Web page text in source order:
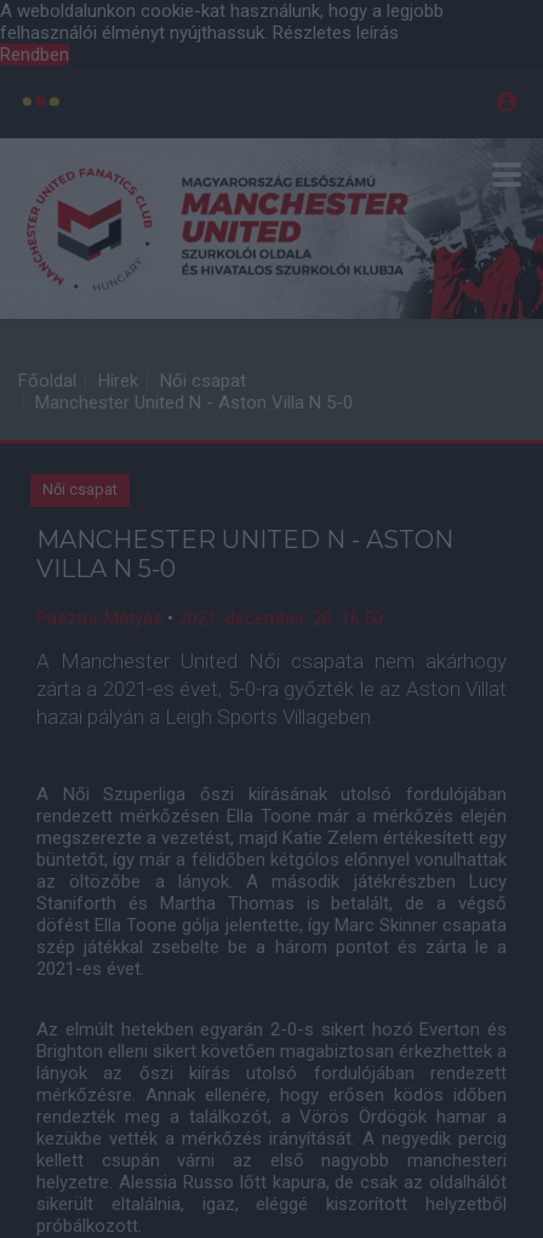
A weboldalunkon cookie-kat használunk, hogy a legjobb
felhasználói élményt nyújthassuk. Részletes leírás
Rendben
Főoldal Hírek
Női csapat
Manchester United N - Aston Villa N 5-0
Női csapat
MANCHESTER UNITED N - ASTON
VILLA N 5-0
Pásztor Mátyás • 2021. december. 20. 16:50
A Manchester United Női csapata nem akárhogy
zárta a 2021-es évet, 5-0-ra győzték le az Aston Villat
hazai pályán a Leigh Sports Villageben.
A Női Szuperliga őszi kiírásának utolsó fordulójában
rendezett mérkőzésen Ella Toone már a mérkőzés elején
megszerezte a vezetést, majd Katie Zelem értékesített egy
büntetőt, így már a félidőben kétgólos előnnyel vonulhattak
az öltözőbe a lányok. A második játékrészben Lucy
Staniforth és Martha Thomas is betalált, de a végső
döfést Ella Toone gólja jelentette, így Marc Skinner csapata
szép játékkal zsebelte be a három pontot és zárta le a
2021-es évet.
Az elmúlt hetekben egyarán 2-0-s sikert hozó Everton és
Brighton elleni sikert követően magabiztosan érkezhettek a
lányok az őszi kiírás utolsó fordulójában rendezett
mérkőzésre. Annak ellenére, hogy erősen ködös időben
rendezték meg a találkozót, a Vörös Ördögök hamar a
kezükbe vették a mérkőzés irányítását. A negyedik percig
kellett csupán várni az első nagyobb manchesteri
helyzetre. Alessia Russo lőtt kapura, de csak az oldalhálót
sikerült eltalálnia, igaz, eléggé kiszorított helyzetből
próbálkozott.